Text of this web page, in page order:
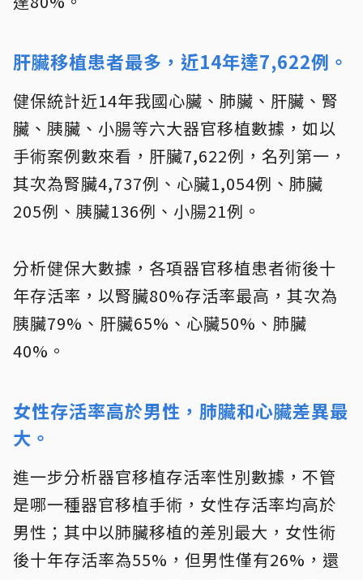
肝臟移植患者最多，近14年達7,622例。
健保統計近14年我國心臟、肺臟、肝臟、腎
臟、胰臟、小腸等六大器官移植數據，如以
手術案例數來看，肝臟7,622例，名列第一，
其次為腎臟4,737例、心臟1,054例、肺臟
205例、胰臟136例、小腸21例。
分析健保大數據，各項器官移植患者術後十
年存活率，以腎臟80%存活率最高，其次為
胰臟79%、肝臟65%、心臟50%、肺臟
40%。
女性存活率高於男性，肺臟和心臟差異最
大。
進一步分析器官移植存活率性別數據，不管
是哪一種器官移植手術，女性存活率均高於
男性；其中以肺臟移植的差別最大，女性術
後十年存活率為55%，但男性僅有26%，還